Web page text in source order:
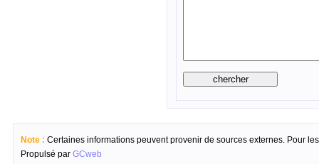
Note : Certaines informations peuvent provenir de sources externes. Pour
Propulsé par GCweb